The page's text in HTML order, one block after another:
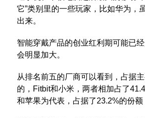
它”类别里的一些玩家，比如华为，
出来。
智能穿戴产品的创业红利期可能已
会明显加大。
从排名前五的厂商可以看到，占据
的，Fitbit和小米，两者相加占了
和苹果为代表，占据了23.2%的份